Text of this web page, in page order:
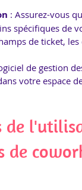
: Assurez-vous
spécifiques de
de ticket,
de gestion
votre espace
de
de